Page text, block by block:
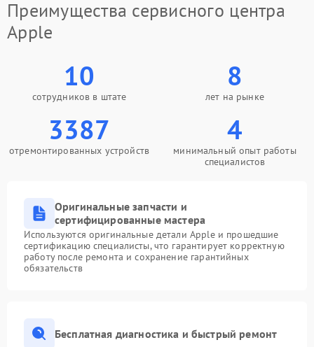
Преимущества сервисного центра
Apple
10
сотрудников в штате
8
лет на рынке
3387
отремонтированных устройств
4
минимальный опыт работы
специалистов
Оригинальные запчасти и
сертифицированные мастера
Используются оригинальные детали Apple и прошедшие
сертификацию специалисты, что гарантирует корректную
работу после ремонта и сохранение гарантийных
обязательств
Бесплатная диагностика и быстрый ремонт